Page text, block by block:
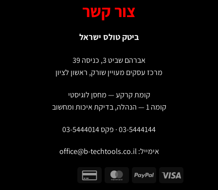
צור קשר
ביטק טולס ישראל
אברהם שביט 3, כניסה 39
מרכז עסקים מעויין שורק, ראשון לציון
קומת קרקע — מחסן לוגיסטי
03-5444144 · פקס 03-5444014
אימייל:office@b-techtools.co.il